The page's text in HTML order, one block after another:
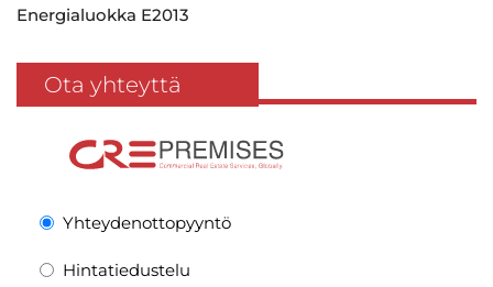
Energialuokka E2013
Ota yhteyttä
Yhteydenottopyyntö
Hintatiedustelu